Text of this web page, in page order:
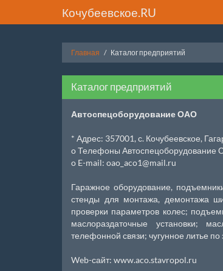
Кочубеевское.RU
Главная Каталог предприятий
Каталог предприятий
Автоспецоборудование ОАО
* Адрес: 357001, с. Кочубеевское,
o Телефоны Автоспецоборудование
o E-mail: oao_aco1@mail.ru
Гаражное оборудование,
стенды для монтажа, демонтажа
проверки параметров колес;
маслораздаточные установки;
телефонной связи; чугунное литье по
Web-сайт: www.aco.stavropol.ru